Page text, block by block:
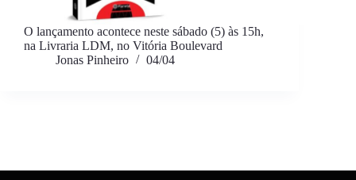
O lançamento acontece neste sábado (5) às 15h,
na Livraria LDM, no Vitória Boulevard
Jonas Pinheiro
04/04